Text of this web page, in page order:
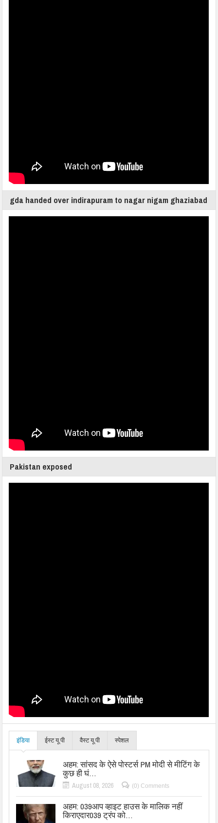
gda handed over indirapuram to nagar nigam ghaziabad
Pakistan exposed
इंडिया ईस्ट यू.पी वैस्ट यू.पी स्पेशल
अहम: सांसद के ऐसे पोस्टर्स PM मोदी से मीटिंग के
कुछ ही घं…
August 08, 2026 (0) Comments
अहम: 039आप व्हाइट हाउस के मालिक नहीं
किराएदार039 ट्रंप को…